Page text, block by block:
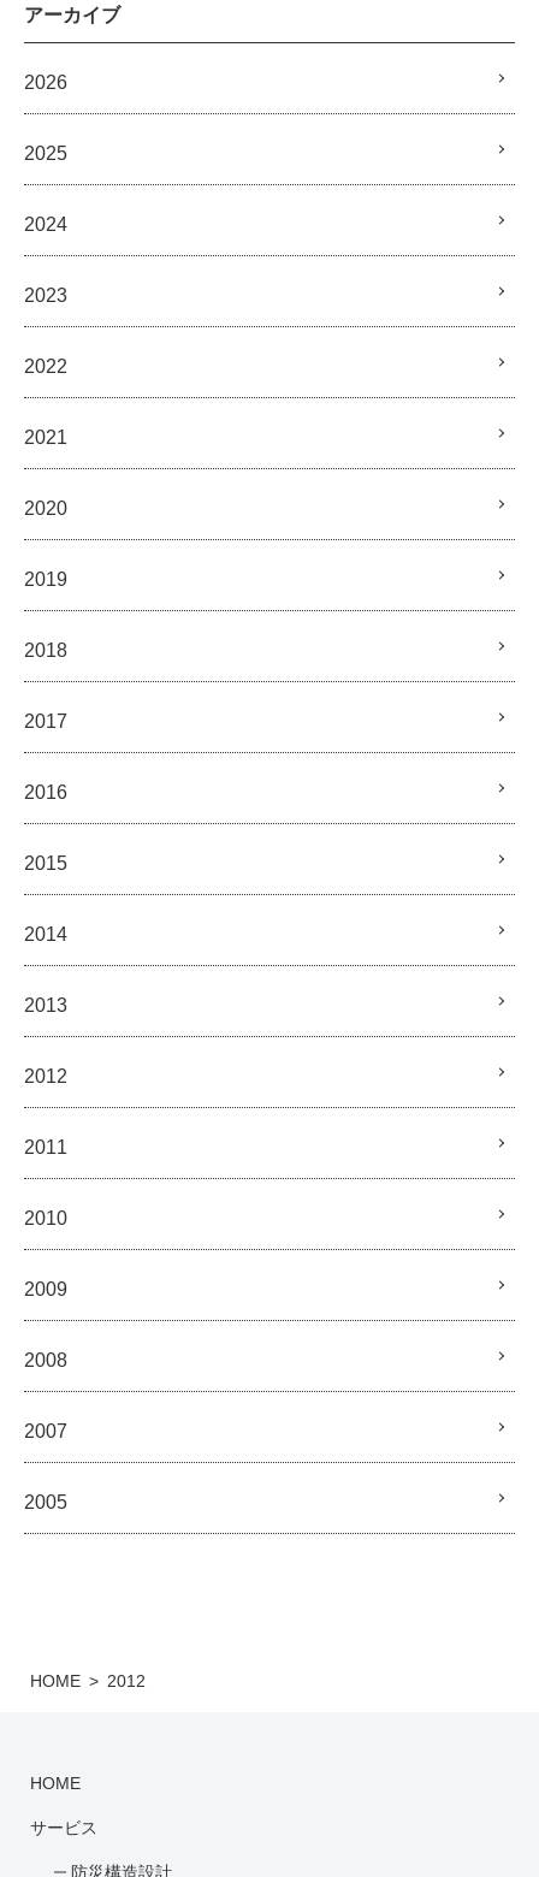
アーカイブ
2026
2025
2024
2023
2022
2021
2020
2019
2018
2017
2016
2015
2014
2013
2012
2011
2010
2009
2008
2007
2005
HOME 2012
HOME
サービス
防災構造設計